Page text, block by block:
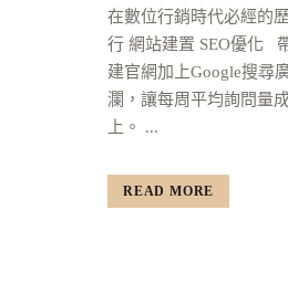
在數位行銷時代必經的
行 網站建置 SEO優化
建官網加上Google搜尋
瀾，讓每周平均詢問量
上。 ...
READ MORE